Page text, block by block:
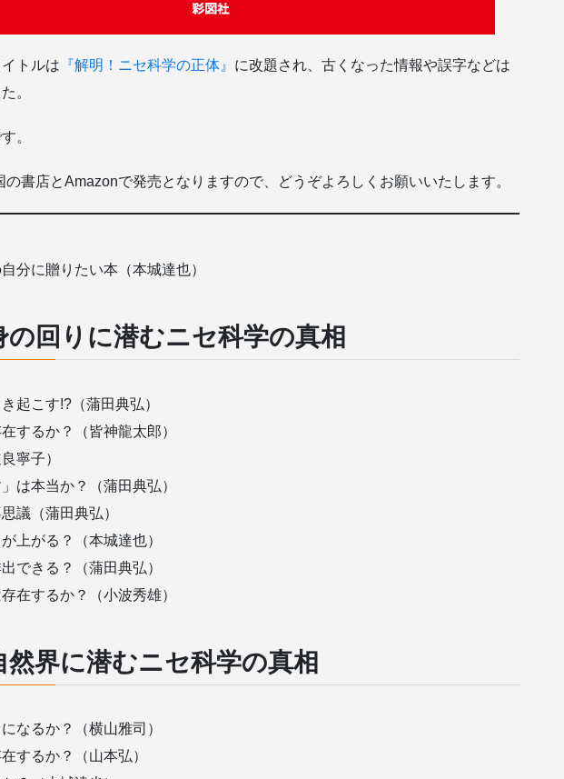
トルは 『解明！ニセ科学の正体』 に改題され、古くなった情報や誤字などは
。
。
書店とAmazonで発売となりますので、どうぞよろしくお願いいたします。
分に贈りたい本（本城達也）
の回りに潜むニセ科学の真相
起こす!?（蒲田典弘）
するか？（皆神龍太郎）
寧子）
は本当か？（蒲田典弘）
議（蒲田典弘）
上がる？（本城達也）
できる？（蒲田典弘）
在するか？（小波秀雄）
然界に潜むニセ科学の真相
なるか？（横山雅司）
するか？（山本弘）